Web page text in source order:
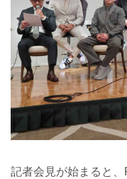
記者会見が始まると